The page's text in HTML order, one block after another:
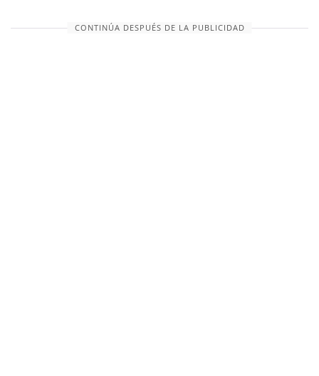
CONTINÚA DESPUÉS DE LA PUBLICIDAD